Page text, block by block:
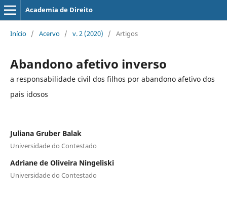
Academia de Direito
Início / Acervo / v. 2 (2020) / Artigos
Abandono afetivo inverso
a responsabilidade civil dos filhos por abandono afetivo dos
pais idosos
Juliana Gruber Balak
Universidade do Contestado
Adriane de Oliveira Ningeliski
Universidade do Contestado